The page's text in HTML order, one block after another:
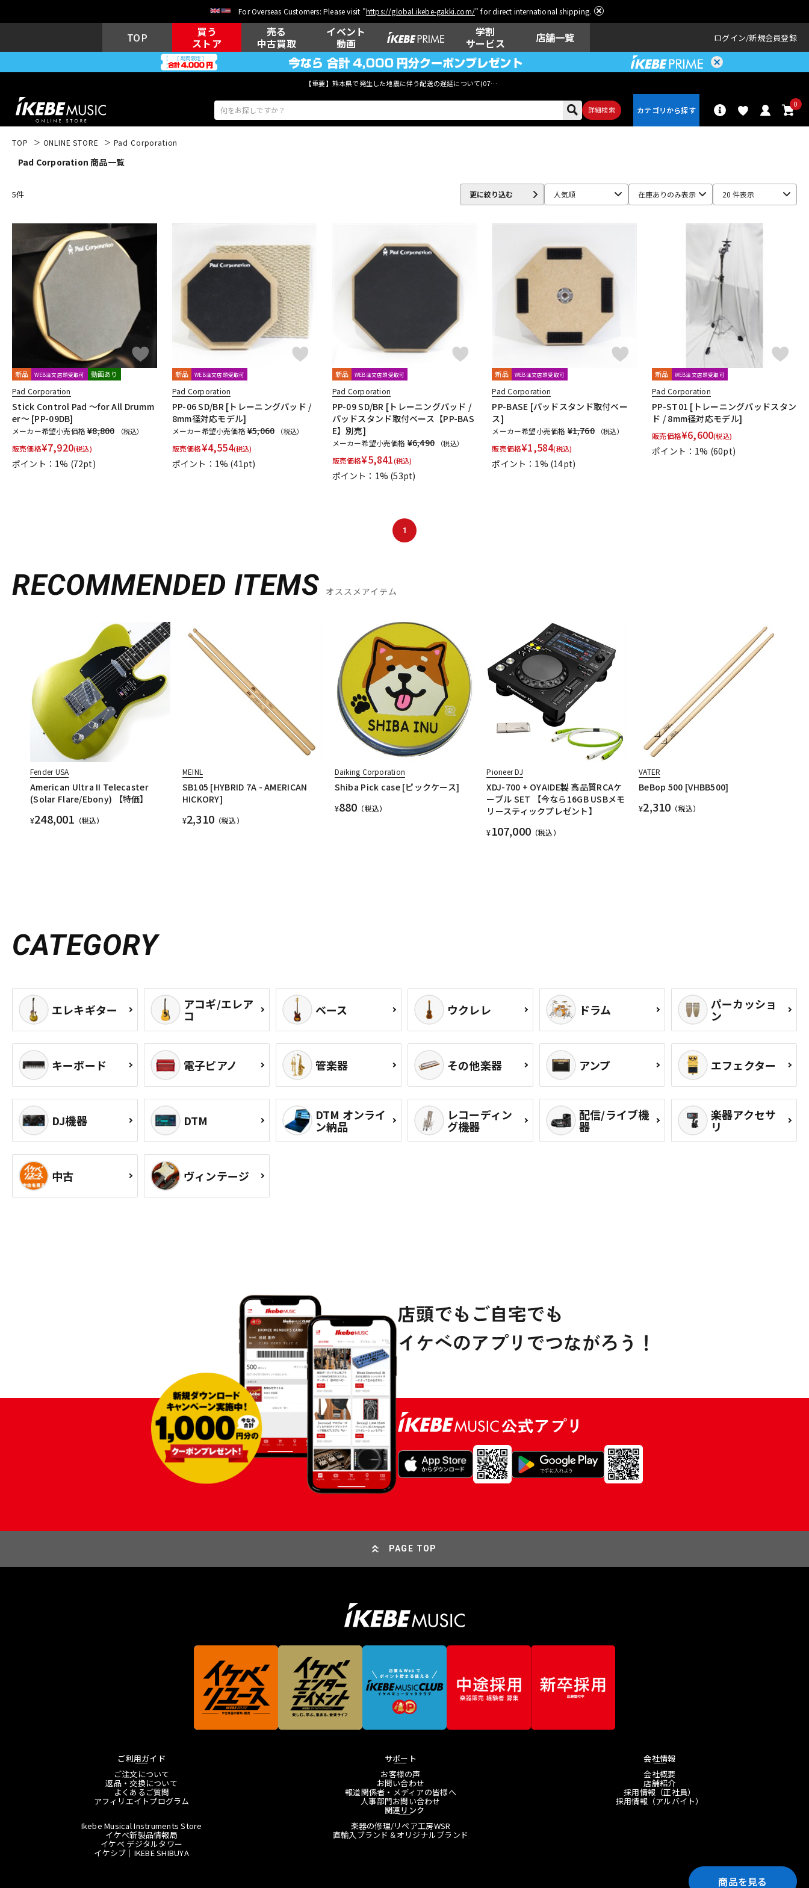
For Overseas Customers: Please visit "https://global.ikebe-gakki.com/" for direct international shipping.
TOP
買う
ストア
売る
中古買取
イベント
動画
学割
サービス
店舗一覧 ログイン 新規会員登録
【重要】熊本県で発生した地震に伴う配送の遅延について(07月29日
詳細検索
0
エレキギター
キーボード 電子ピアノ その他楽器 エフェクター
DTM オンラ レコーディン 配信/ライブ
機器
楽器アクセサ
リ
ヴィンテージ
TOP ONLINE STORE Pad Corporation
Pad Corporation 商品一覧
5件 更に絞り込む 人気順 在庫ありのみ表示 20 件表示
新品 WEB注文店頭受取可 動画あり
Pad Corporation
Stick Control Pad ～for All Drumm
er～ [PP-09DB]
メーカー希望小売価格¥8,800 （税込）
販売価格¥7,920(税込)
ポイント：1% (72pt)
新品 WEB注文店頭受取可
Pad Corporation
PP-06 SD/BR [トレーニングパッド /
8mm径対応モデル]
メーカー希望小売価格¥5,060 （税込）
販売価格¥4,554(税込)
ポイント：1% (41pt)
新品 WEB注文店頭受取可
Pad Corporation
PP-09 SD/BR [トレーニングパッド /
パッドスタンド取付ベース【PP-BAS
E】別売]
メーカー希望小売価格 ¥6,490 （税込）
販売価格¥5,841(税込)
ポイント：1% (53pt)
新品 WEB注文店頭受取可
Pad Corporation
PP-BASE [パッドスタンド取付ベー
ス]
メーカー希望小売価格 ¥1,760 （税込）
販売価格¥1,584(税込)
ポイント：1% (14pt)
新品 WEB注文店頭受取可
Pad Corporation
PP-ST01 [トレーニングパッドスタン
ド / 8mm径対応モデル]
販売価格¥6,600(税込)
ポイント：1% (60pt)
1
商品を見る
RECOMMENDED ITEMS オススメアイテム
Fender USA
American Ultra II Telecaster
(Solar Flare/Ebony) 【特価】
¥248,001 （税込）
MEINL
SB105 [HYBRID 7A - AMERICAN
HICKORY]
¥2,310 （税込）
Daiking Corporation
Shiba Pick case [ピックケース]
¥880 （税込）
Pioneer DJ
XDJ-700 + OYAIDE製 高品質RCAケ
ーブル SET 【今なら16GB USBメモ
リースティックプレゼント】
¥107,000 （税込）
VATER
BeBop 500 [VHBB500]
¥2,310 （税込）
CATEGORY
エレキギター アコギ/エレア
コ ベース ウクレレ ドラム パーカッショ
ン
キーボード 電子ピアノ 管楽器 その他楽器 アンプ エフェクター
DJ機器 DTM DTM オンライ
ン納品
レコーディン
グ機器
配信/ライブ機
器
楽器アクセサ
リ
中古 ヴィンテージ
PAGE TOP
ご利用ガイド
ご注文について
返品・交換について
よくあるご質問
アフィリエイトプログラム
サポート
お客様の声
お問い合わせ
報道関係者・メディアの皆様へ
人事部門お問い合わせ
会社情報
会社概要
店舗紹介
採用情報（正社員）
採用情報（アルバイト）
関連リンク
Ikebe Musical Instruments Store
イケベ新製品情報局
イケベ デジタルタワー
イケシブ｜IKEBE SHIBUYA
楽器の修理/リペア工房WSR
直輸入ブランド＆オリジナルブランド